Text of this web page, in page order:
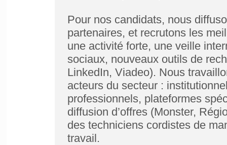
Pour nos candidats, nous
partenaires, et recrutons les
une activité forte, une veille
sociaux, nouveaux outils de
LinkedIn, Viadeo). Nous
acteurs du secteur :
professionnels, plateformes
diffusion d’offres (Monster,
des techniciens cordistes de
travail.